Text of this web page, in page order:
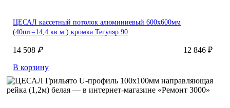
ЦЕСАЛ кассетный потолок алюминиевый 600х600мм
(40шт=14,4 кв.м.) кромка Тегуляр 90
14 508₽
12 846 ₽
В корзину